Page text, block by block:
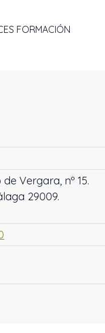
FORMACIÓN
Vergara, nº 15.
29009.